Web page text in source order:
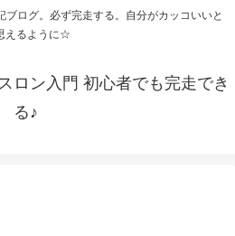
ログ。必ず完走する。自分がカッコいいと
えるように☆
ロン入門 初心者でも完走でき
る♪